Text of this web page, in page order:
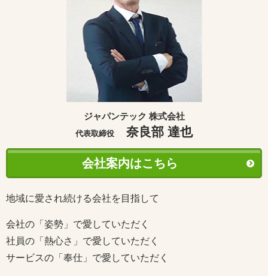
ジャパンテック 株式会社
代表取締役 奈良部 達也
会社案内はこちら
地域に愛され続ける会社を目指して
会社の「姿勢」で愛していただく
社員の「熱心さ」で愛していただく
サービスの「奉仕」で愛していただく